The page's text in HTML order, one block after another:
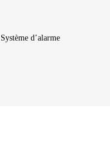
Système d’alarme